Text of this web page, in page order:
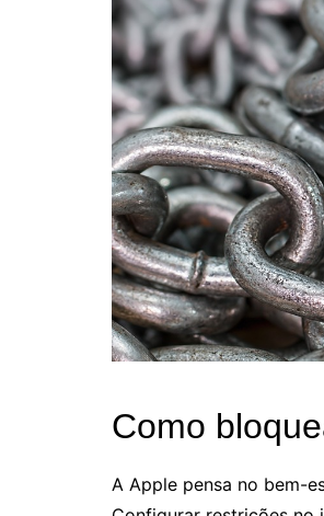
Como
A Apple pensa no bem-